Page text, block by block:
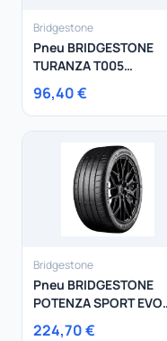
Bridgestone
Pneu BRIDGESTONE
TURANZA T005
225/40R18 92Y
96,40 €
Bridgestone
Pneu BRIDGESTONE
POTENZA SPORT EVO
255/30R20 92Y
224,70 €